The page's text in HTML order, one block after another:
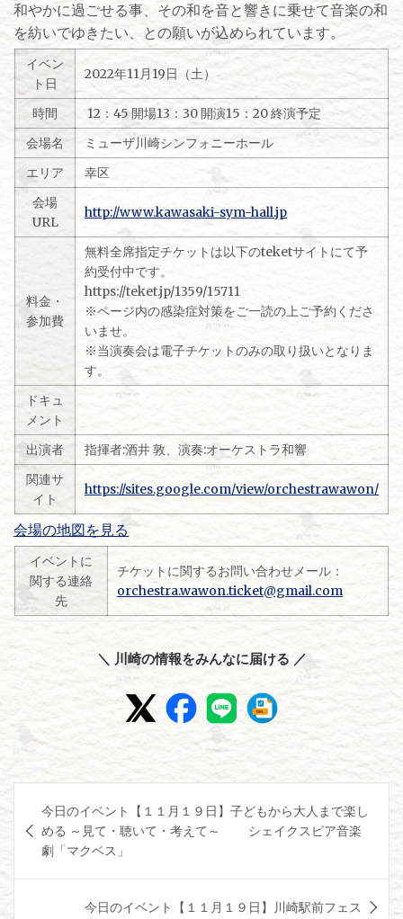
和やかに過ごせる事、その和を音と響きに乗せて音楽の和
を紡いでゆきたい、との願いが込められています。
イベン
ト日
2022年11月19日（土）
時間
12：45 開場13：30 開演15：20 終演予定
会場名
ミューザ川崎シンフォニーホール
エリア
幸区
会場
URL
http://www.kawasaki-sym-hall.jp
料金・
参加費
無料全席指定チケットは以下のteketサイトにて予
約受付中です。
https://teket.jp/1359/15711
※ページ内の感染症対策をご一読の上ご予約くださ
いませ。
※当演奏会は電子チケットのみの取り扱いとなりま
す。
ドキュ
メント
出演者
指揮者:酒井 敦、演奏:オーケストラ和響
関連サ
イト
https://sites.google.com/view/orchestrawawon/
会場の地図を見る
イベントに
関する連絡
先
チケットに関するお問い合わせメール：
orchestra.wawon.ticket@gmail.com
＼ 川崎の情報をみんなに届ける ／
稿
ビ
ゲ
今日のイベント【１１月１９日】子どもから大人まで楽し
める ～見て・聴いて・考えて～ シェイクスピア音楽
劇「マクベス」
今日のイベント【１１月１９日】川崎駅前フェス